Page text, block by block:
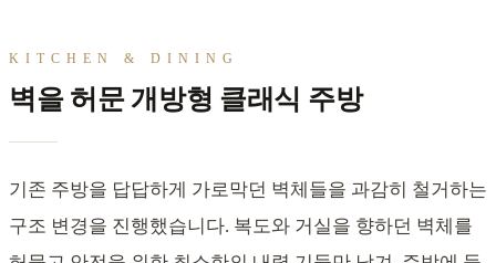
KITCHEN & DINING
벽을 허문 개방형 클래식 주방
기존 주방을 답답하게 가로막던 벽체들을 과감히 철거하는
구조 변경을 진행했습니다. 복도와 거실을 향하던 벽체를